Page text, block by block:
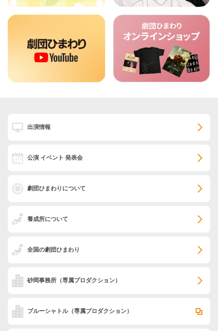
出演情報
公演 イベント 発表会
劇団ひまわりについて
養成所について
全国の劇団ひまわり
砂岡事務所 （専属プロダクション）
ブルーシャトル（専属プロダクション）